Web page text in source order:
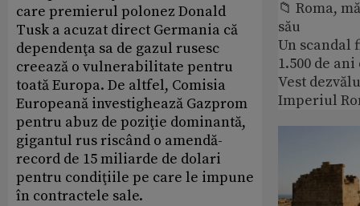
care premierul polonez Donald
Tusk a acuzat direct Germania că
dependenţa sa de gazul rusesc
creează o vulnerabilitate pentru
toată Europa. De altfel, Comisia
Europeană investighează Gazprom
pentru abuz de poziţie dominantă,
gigantul rus riscând o amendă-
record de 15 miliarde de dolari
pentru condiţiile pe care le impune
în contractele sale.
📁 Roma,
său
Un scandal
1.500 de
Vest
Imperiul